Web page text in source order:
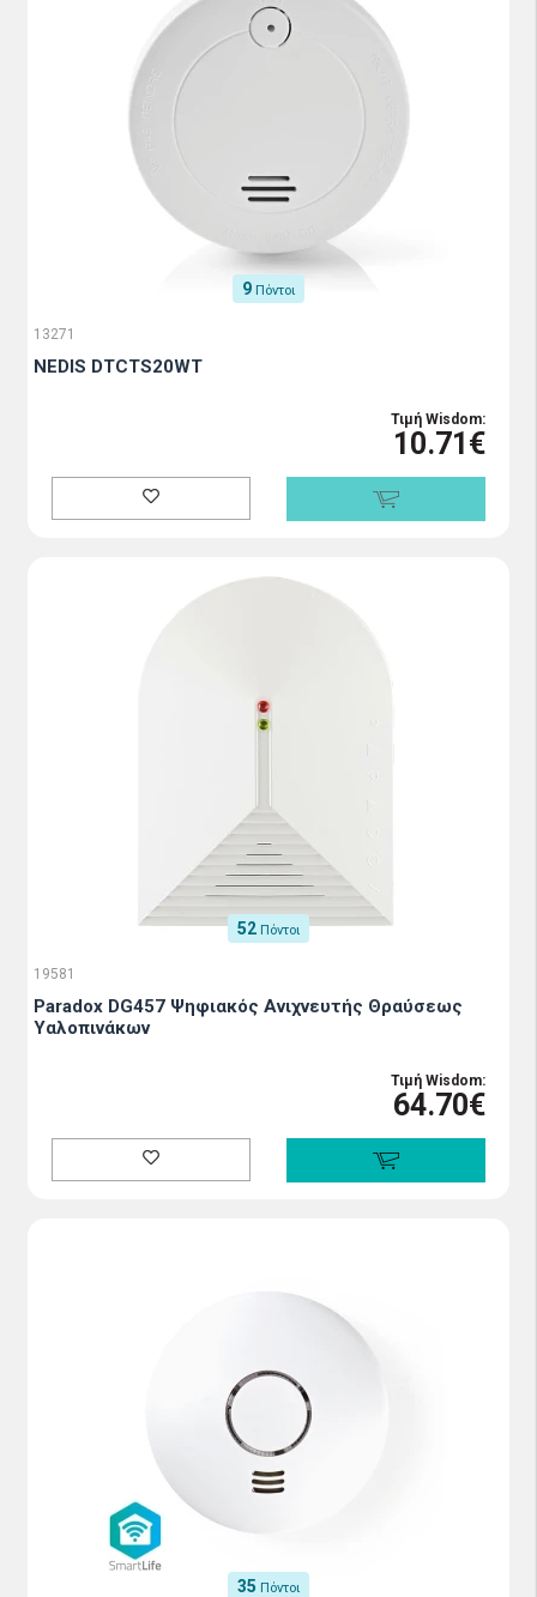
9 Πόντοι
13271
NEDIS DTCTS20WT
Τιμή Wisdom:
10.71€
52 Πόντοι
19581
Paradox DG457 Ψηφιακός Ανιχνευτής Θραύσεως
Υαλοπινάκων
Τιμή Wisdom:
64.70€
35 Πόντοι